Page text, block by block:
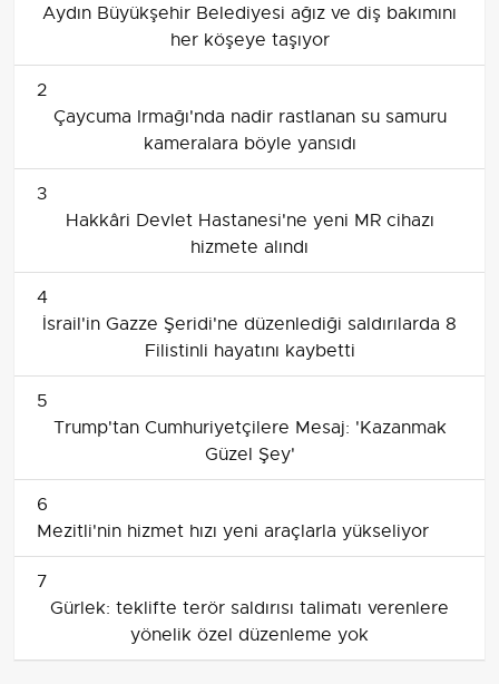
Aydın Büyükşehir Belediyesi ağız ve diş bakımını
her köşeye taşıyor
2
Çaycuma Irmağı'nda nadir rastlanan su samuru
kameralara böyle yansıdı
3
Hakkâri Devlet Hastanesi'ne yeni MR cihazı
hizmete alındı
4
İsrail'in Gazze Şeridi'ne düzenlediği saldırılarda 8
Filistinli hayatını kaybetti
5
Trump'tan Cumhuriyetçilere Mesaj: 'Kazanmak
Güzel Şey'
6
Mezitli'nin hizmet hızı yeni araçlarla yükseliyor
7
Gürlek: teklifte terör saldırısı talimatı verenlere
yönelik özel düzenleme yok